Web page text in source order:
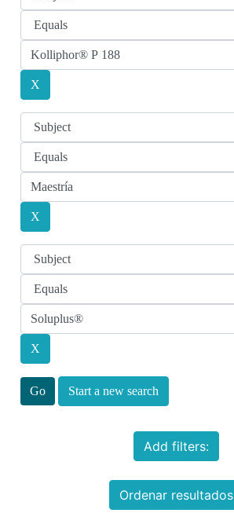
Start a new search
Add filters:
Ordenar resultados